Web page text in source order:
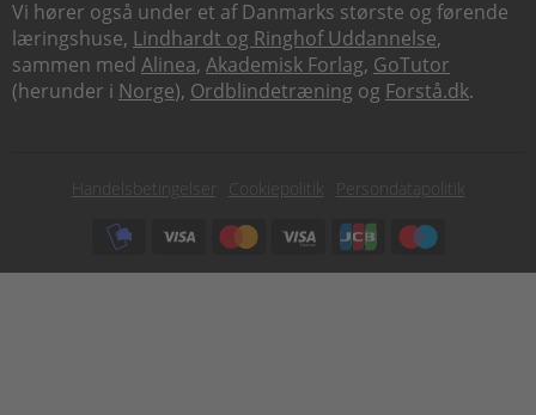
Vi hører også under et af Danmarks største og førende
læringshuse, Lindhardt og Ringhof Uddannelse,
sammen med Alinea, Akademisk Forlag, GoTutor
(herunder i Norge), Ordblindetræning og Forstå.dk.
Subfooter
Handelsbetingelser Cookiepolitik
Persondatapolitik
Subfooter
payment
options